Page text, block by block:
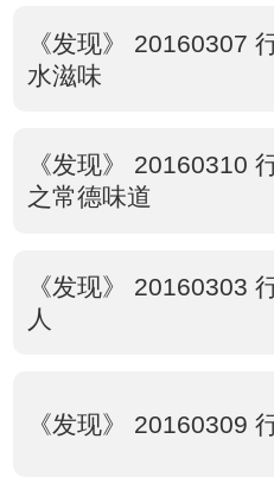
《发现》 20160307
水滋味
《发现》 20160310
之常德味道
《发现》 20160303
人
《发现》 20160309